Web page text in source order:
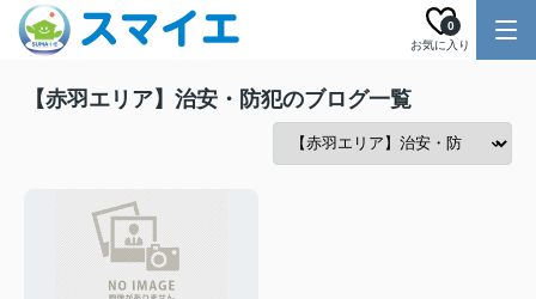
お気に入り
0
【赤羽エリア】治安・防犯のブログ一覧